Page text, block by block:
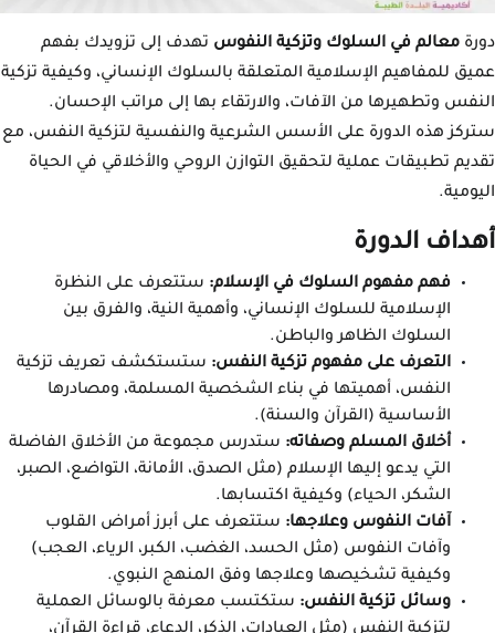
دورة معالم في السلوك وتزكية النفوس تهدف إلى تزويدك بفهم
عميق للمفاهيم الإسلامية المتعلقة بالسلوك الإنساني، وكيفية تزكية
النفس وتطهيرها من الآفات، والارتقاء بها إلى مراتب الإحسان.
ستركز هذه الدورة على الأسس الشرعية والنفسية لتزكية النفس، مع
تقديم تطبيقات عملية لتحقيق التوازن الروحي والأخلاقي في الحياة
اليومية.
أهداف الدورة
فهم مفهوم السلوك في الإسلام: ستتعرف على النظرة
الإسلامية للسلوك الإنساني، وأهمية النية، والفرق بين
السلوك الظاهر والباطن.
التعرف على مفهوم تزكية النفس: ستستكشف تعريف تزكية
النفس، أهميتها في بناء الشخصية المسلمة، ومصادرها
الأساسية (القرآن والسنة).
أخلاق المسلم وصفاته: ستدرس مجموعة من الأخلاق الفاضلة
التي يدعو إليها الإسلام (مثل الصدق، الأمانة، التواضع، الصبر،
الشكر، الحياء) وكيفية اكتسابها.
آفات النفوس وعلاجها: ستتعرف على أبرز أمراض القلوب
وآفات النفوس (مثل الحسد، الغضب، الكبر، الرياء، العجب)
وكيفية تشخيصها وعلاجها وفق المنهج النبوي.
وسائل تزكية النفس: ستكتسب معرفة بالوسائل العملية